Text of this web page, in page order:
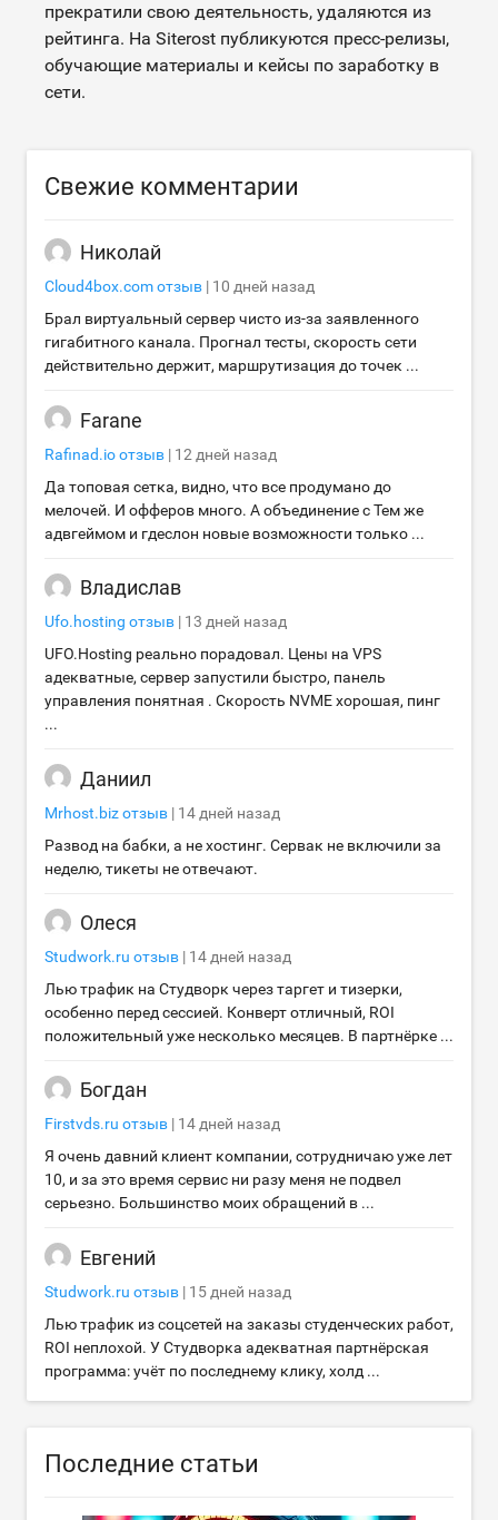
прекратили свою деятельность, удаляются из
рейтинга. На Siterost публикуются пресс-релизы,
обучающие материалы и кейсы по заработку в
сети.
Свежие комментарии
Николай
Cloud4box.comотзыв | 10 дней назад
Брал виртуальный сервер чисто из-за заявленного
гигабитного канала. Прогнал тесты, скорость сети
действительно держит, маршрутизация до точек ...
Farane
Rafinad.ioотзыв | 12 дней назад
Да топовая сетка, видно, что все продумано до
мелочей. И офферов много. А объединение с Тем же
адвгеймом и гдеслон новые возможности только ...
Владислав
Ufo.hosting отзыв | 13 дней назад
UFO.Hosting реально порадовал. Цены на VPS
адекватные, сервер запустили быстро, панель
управления понятная . Скорость NVME хорошая, пинг
...
Даниил
Mrhost.bizотзыв | 14 дней назад
Развод на бабки, а не хостинг. Сервак не включили за
неделю, тикеты не отвечают.
Олеся
Studwork.ru отзыв | 14 дней назад
Лью трафик на Студворк через таргет и тизерки,
особенно перед сессией. Конверт отличный, ROI
положительный уже несколько месяцев. В партнёрке ...
Богдан
Firstvds.ru отзыв | 14 дней назад
Я очень давний клиент компании, сотрудничаю уже лет
10, и за это время сервис ни разу меня не подвел
серьезно. Большинство моих обращений в ...
Евгений
Studwork.ru отзыв | 15 дней назад
Лью трафик из соцсетей на заказы студенческих работ,
ROI неплохой. У Студворка адекватная партнёрская
программа: учёт по последнему клику, холд ...
Последние статьи